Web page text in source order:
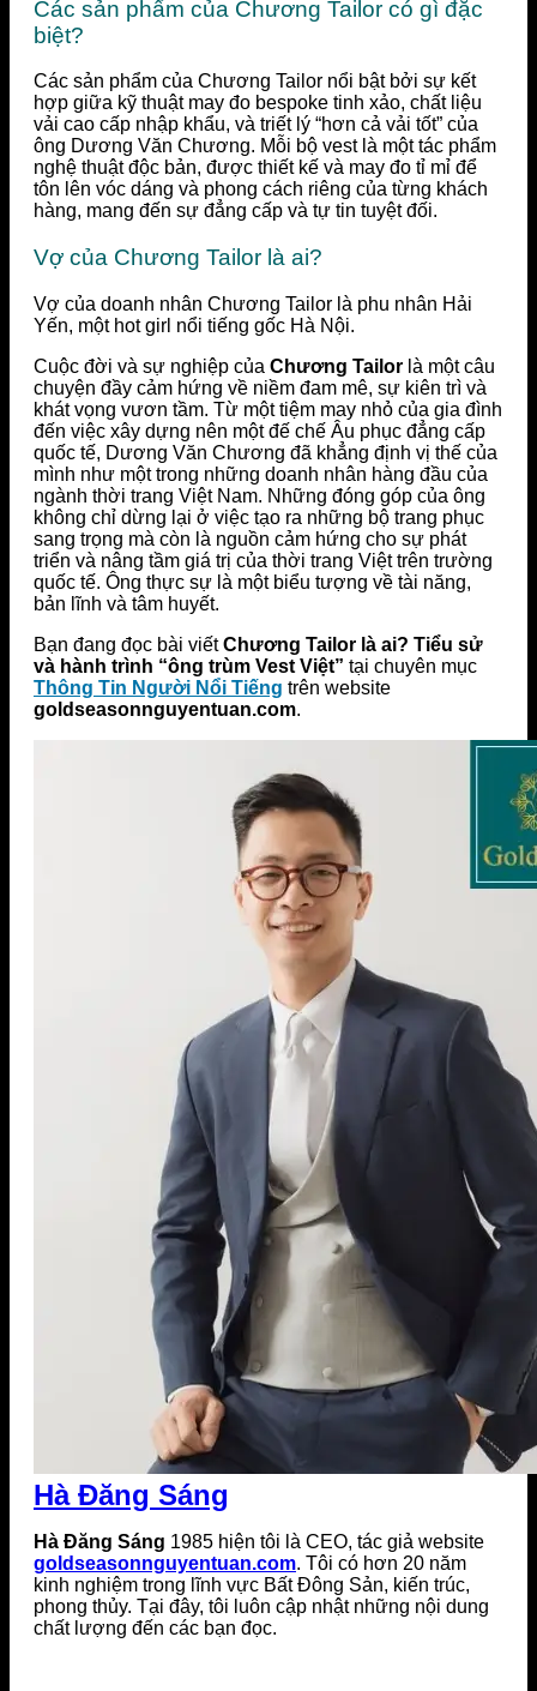
Các sản phẩm của Chương Tailor có gì đặc
biệt?
Các sản phẩm của Chương Tailor nổi bật bởi sự kết
hợp giữa kỹ thuật may đo bespoke tinh xảo, chất liệu
vải cao cấp nhập khẩu, và triết lý “hơn cả vải tốt” của
ông Dương Văn Chương. Mỗi bộ vest là một tác phẩm
nghệ thuật độc bản, được thiết kế và may đo tỉ mỉ để
tôn lên vóc dáng và phong cách riêng của từng khách
hàng, mang đến sự đẳng cấp và tự tin tuyệt đối.
Vợ của Chương Tailor là ai?
Vợ của doanh nhân Chương Tailor là phu nhân Hải
Yến, một hot girl nổi tiếng gốc Hà Nội.
Cuộc đời và sự nghiệp của Chương Tailor là một câu
chuyện đầy cảm hứng về niềm đam mê, sự kiên trì và
khát vọng vươn tầm. Từ một tiệm may nhỏ của gia đình
đến việc xây dựng nên một đế chế Âu phục đẳng cấp
quốc tế, Dương Văn Chương đã khẳng định vị thế của
mình như một trong những doanh nhân hàng đầu của
ngành thời trang Việt Nam. Những đóng góp của ông
không chỉ dừng lại ở việc tạo ra những bộ trang phục
sang trọng mà còn là nguồn cảm hứng cho sự phát
triển và nâng tầm giá trị của thời trang Việt trên trường
quốc tế. Ông thực sự là một biểu tượng về tài năng,
bản lĩnh và tâm huyết.
Bạn đang đọc bài viếtChương Tailor là ai? Tiểu sử
và hành trình “ông trùm Vest Việt” tại chuyên mục
Thông Tin Người Nổi Tiếng trên website
goldseasonnguyentuan.com.
Hà Đăng Sáng
Hà Đăng Sáng 1985 hiện tôi là CEO, tác giả website
goldseasonnguyentuan.com. Tôi có hơn 20 năm
kinh nghiệm trong lĩnh vực Bất Đông Sản, kiến trúc,
phong thủy. Tại đây, tôi luôn cập nhật những nội dung
chất lượng đến các bạn đọc.